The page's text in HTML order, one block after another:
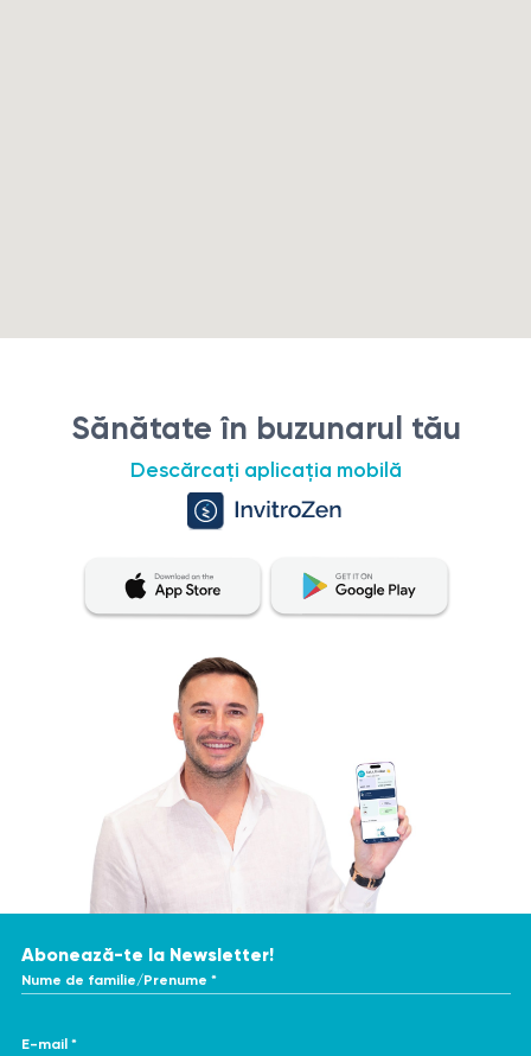
Sănătate în buzunarul tău
Descărcați aplicația mobilă
Abonează-te la Newsletter!
Nume de familie/Prenume *
E-mail *